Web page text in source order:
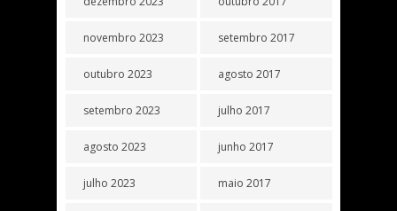
novembro 2023
outubro 2023
setembro 2023
agosto 2023
julho 2023
setembro 2017
agosto 2017
julho 2017
junho 2017
maio 2017